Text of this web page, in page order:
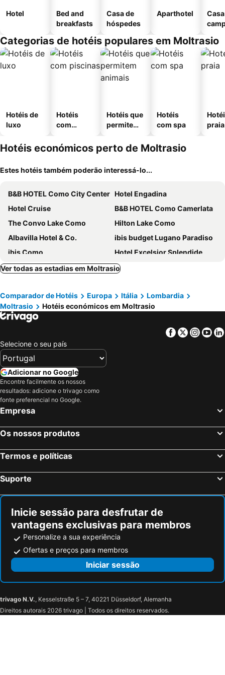
Hotel
Bed and
breakfasts
Casa de
hóspedes
Aparthotel
Categorias de hotéis populares em Moltrasio
Hotéis de
luxo
Hotéis
com
Hotéis que
permitem
Hotéis
com spa
praia
Hotéis económicos perto de Moltrasio
Estes hotéis também poderão interessá-lo...
B&B HOTEL Como City Center Hotel Engadina
Hotel Cruise
B&B HOTEL Como Camerlata
The Convo Lake Como
Hilton Lake Como
Albavilla Hotel & Co.
ibis budget Lugano Paradiso
ibis Como
Hotel Excelsior Splendide
Villa d'Este
Hotel Barchetta Excelsior
Hotel Rossovino Como
Hotel Bellagio
Sheraton Lake Como Hotel
Albergo Firenze
Albergo Ristorante La Palma
Hotel Fioroni
Park Hotel Meublé
Hotel Como
Park Hotel Principe
Hotel Il Perlo
Grand Hotel Tremezzo
Hotel Delfino Lugano
Mandarin Oriental, Lago di Como
Hotel Borgovico
Hotel Il Canneto
Hotel Villa Flori
Nuvole Garden Hotel
Villa San Fedele
Hotel Centrale
B&B HOTEL Como Baradello
Como Hills
Mamma Ciccia
Il Belvedere
Il Sereno Lago di Como
Hotel Lago
Hotel Ristorante La Vignetta Cernobbio
Hotel Asnigo
Hotel San Marino
BeB I PORTICI
Albergo Della Torre
Ver todas as estadias em Moltrasio
Comparador de Hotéis Europa Itália
Lombardia
Moltrasio
Hotéis económicos em Moltrasio
Facebook
Twitter
Selecione o seu país
Adicionar no Google
Encontre facilmente os nossos
resultados: adicione o trivago como
fonte preferencial no Google.
Empresa
Os nossos produtos
Termos e políticas
Suporte
Inicie sessão para desfrutar de
vantagens exclusivas para membros
Personalize a sua experiência
Ofertas e preços para membros
Iniciar sessão
trivago N.V., Kesselstraße 5 – 7, 40221 Düsseldorf, Alemanha
Direitos autorais 2026 trivago | Todos os direitos reservados.